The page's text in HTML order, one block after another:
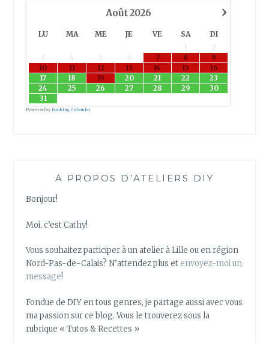
N
C
R
R
T
›
Août2026
LU MA ME JE VE SA
DI
1
2
3
4 5 6 7 8
9
10
11 12 13 14 15
16
17
18 19 20 21 22
23
24
25 26 27 28 29
30
31
Powered byBooking Calendar
A PROPOS D’ATELIERS DIY
Bonjour!
Moi, c’est Cathy!
Vous souhaitez participer à un atelier à Lille ou en région
Nord-Pas-de-Calais? N’attendez plus et envoyez-moi un
message!
Fondue de DIY en tous genres, je partage aussi avec vous
ma passion sur ce blog. Vous le trouverez sous la
rubrique « Tutos & Recettes »